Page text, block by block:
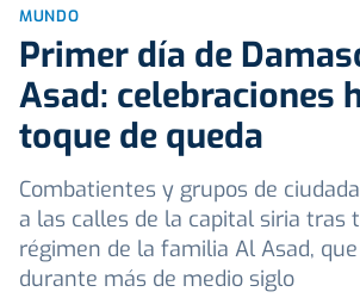
MUNDO
Primer día de
Asad: celebraciones
toque de queda
Combatientes y grupos de
a las calles de la capital siria tras
régimen de la familia Al Asad,
durante más de medio siglo